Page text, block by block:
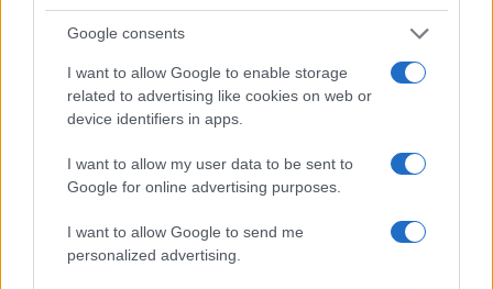
Google consents
I want to allow Google to enable storage
related to advertising like cookies on web or
device identifiers in apps.
I want to allow my user data to be sent to
Google for online advertising purposes.
I want to allow Google to send me
personalized advertising.
komikusan görcsös alakok egyszerre röhögtetőek és
ijesztőek.
Bora Gábor, Gera Anita, Kovács Gerzson Péter, Kántor